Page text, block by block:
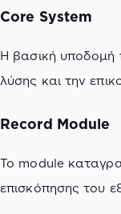
Core System
Η βασική υποδομή
λύσης και την
Record Module
Το module
επισκόπησης του